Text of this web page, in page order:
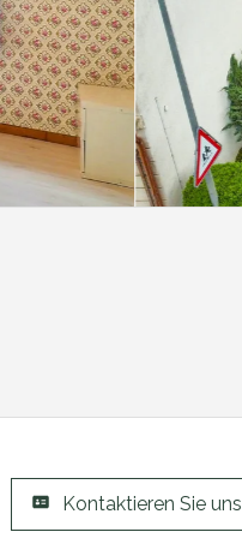
Kontaktieren Sie uns